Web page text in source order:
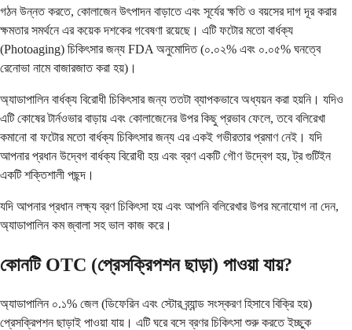
গঠন উন্নত করতে, কোলাজেন উৎপাদন বাড়াতে এবং সূর্যের ক্ষতি ও বয়সের দাগ দূর করার
ক্ষমতার সমর্থনে এর কয়েক দশকের গবেষণা রয়েছে। এটি ফটোর মতো বার্ধক্য
(Photoaging) চিকিৎসার জন্য FDA অনুমোদিত (০.০২% এবং ০.০৫% ঘনত্বে
রেনোভা নামে বাজারজাত করা হয়)।
অ্যাডাপালিন বার্ধক্য বিরোধী চিকিৎসার জন্য ততটা ব্যাপকভাবে অধ্যয়ন করা হয়নি। যদিও
এটি কোষের টার্নওভার বাড়ায় এবং কোলাজেনের উপর কিছু প্রভাব ফেলে, তবে বলিরেখা
কমানো বা ফটোর মতো বার্ধক্য চিকিৎসার জন্য এর একই গভীরতার প্রমাণ নেই। যদি
আপনার প্রধান উদ্বেগ বার্ধক্য বিরোধী হয় এবং ব্রণ একটি গৌণ উদ্বেগ হয়, ট্র গুটিইন
একটি শক্তিশালী পছন্দ।
যদি আপনার প্রধান লক্ষ্য ব্রণ চিকিৎসা হয় এবং আপনি বলিরেখার উপর মনোযোগ না দেন,
অ্যাডাপালিন কম জ্বালা সহ ভাল কাজ করে।
কোনটি OTC (প্রেসক্রিপশন ছাড়া) পাওয়া যায়?
অ্যাডাপালিন ০.১% জেল (ডিফেরিন এবং স্টোর ব্র্যান্ড সংস্করণ হিসাবে বিক্রি হয়)
প্রেসক্রিপশন ছাড়াই পাওয়া যায়। এটি ঘরে বসে ব্রণর চিকিৎসা শুরু করতে ইচ্ছুক